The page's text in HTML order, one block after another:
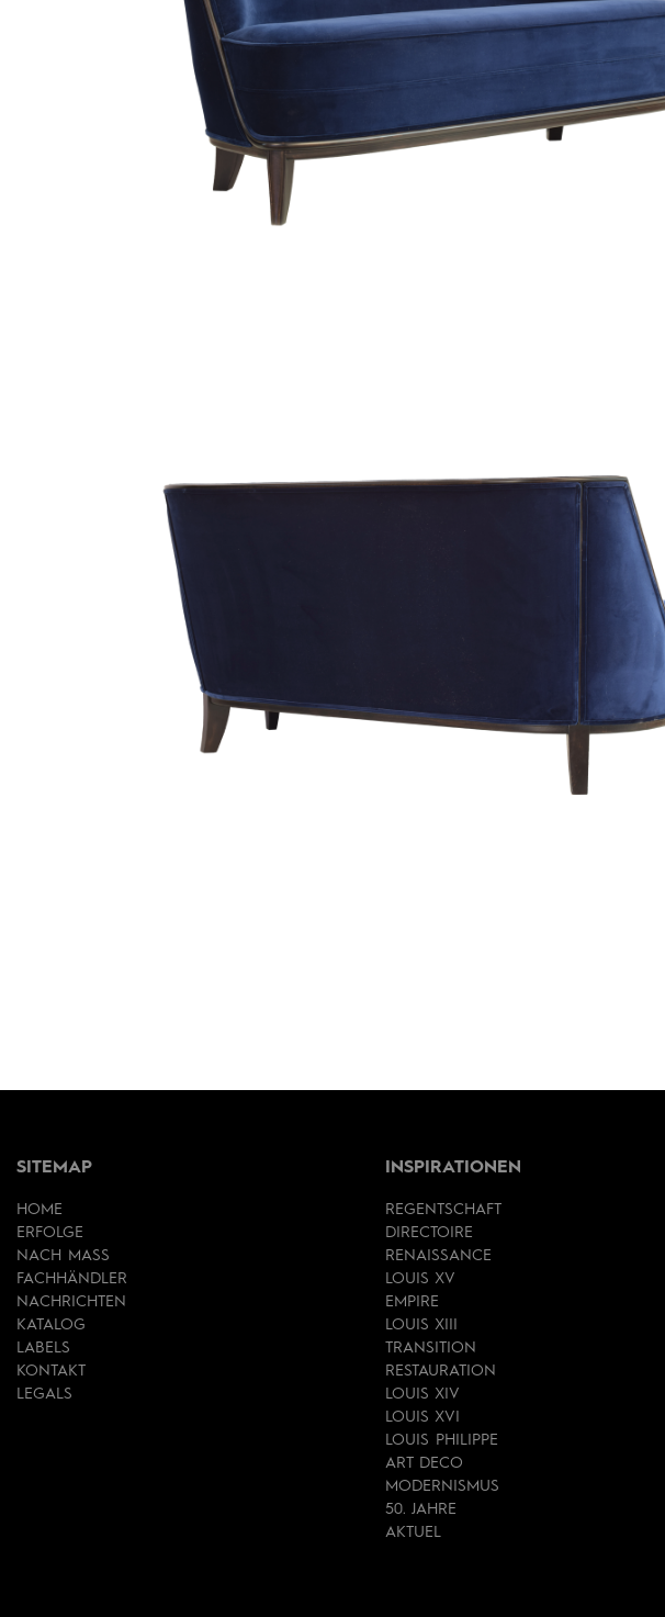
SITEMAP
HOME
ERFOLGE
NACH MASS
FACHHÄNDLER
NACHRICHTEN
KATALOG
LABELS
KONTAKT
LEGALS
INSPIRATIONEN
REGENTSCHAFT
DIRECTOIRE
RENAISSANCE
LOUIS XV
EMPIRE
LOUIS XIII
TRANSITION
RESTAURATION
LOUIS XIV
LOUIS XVI
LOUIS PHILIPPE
ART DECO
MODERNISMUS
50. JAHRE
AKTUEL